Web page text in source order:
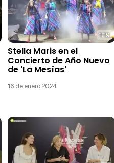
1:19
Stella Maris en el
Concierto de Año Nuevo
de 'La Mesías'
16 de enero 2024